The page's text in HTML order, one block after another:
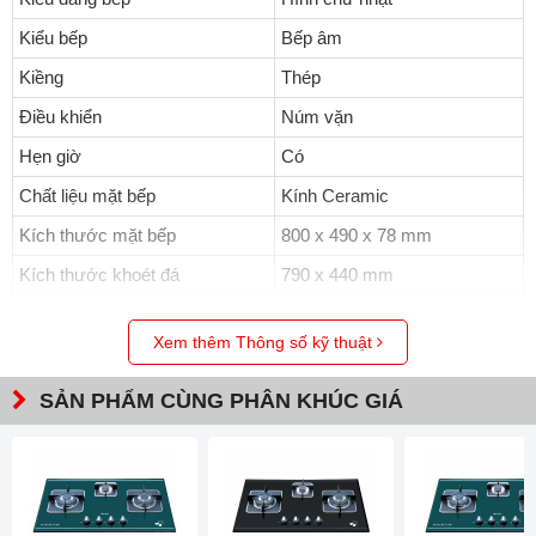
Khay chống tràn ngăn chặn nước cũng như thức ăn rơi xuống,
bảo vệ linh kiện cũng như tăng tuổi thọ của bếp. Kiềng gang đúc
vừa khíp khay chống tràn tạo khoảng cách vừa đủ với ngọn lửa,
tối ưu hóa năng lượng. Diện tích lớn, phù hợp mọi kích cỡ xoong,
Kiểu bếp
Bếp âm
Kiềng
Thép
Điều khiển
Núm vặn
Hẹn giờ
Có
Chất liệu mặt bếp
Kính Ceramic
Kích thước mặt bếp
800 x 490 x 78 mm
Kích thước khoét đá
790 x 440 mm
Xem thêm Thông số kỹ thuật
SẢN PHẨM CÙNG PHÂN KHÚC GIÁ